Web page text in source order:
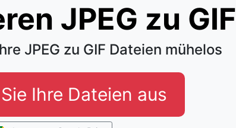
JPEG zu GIF
JPEG zu GIF Dateien mühelos
Ihre Dateien aus